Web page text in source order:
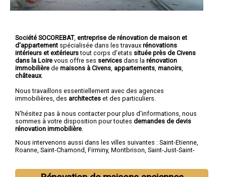
Société SOCOREBAT, entreprise de rénovation de maison et
d'appartement spécialisée dans les travaux rénovations
intérieurs et extérieurstout corps d'etats située près de Civens
dans la Loire vous offre ses services dans la rénovation
immobilière de maisons à Civens appartements manoirs
châteaux.
Nous travaillons essentiellement avec des agences
immobilières, des architectes et des particuliers.
N'hésitez pas à nous contacter pour plus d'informations, nous
sommes à votre disposition pour toutes demandes de devis
rénovation immobilière
Nous intervenons aussi dans les villes suivantes : Saint-Etienne,
Roanne, Saint-Chamond, Firminy, Montbrison, Saint-Just-Saint-